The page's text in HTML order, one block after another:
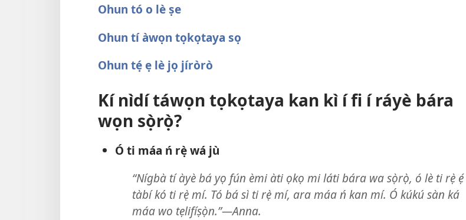
Ohun tó o lè ṣe
Ohun tí àwọn tọkọtaya sọ
Ohun tẹ́ ẹ lè jọ jíròrò
Kí nìdí táwọn tọkọtaya kan kì í fi í ráyè bára
wọn sọ̀rọ̀?
Ó ti máa ń rẹ̀ wá jù
“Nígbà tí àyè bá yọ fún èmi àti ọkọ mi láti bára wa sọ̀rọ̀, ó lè ti rẹ̀ ẹ́
tàbí kó ti rẹ̀ mí. Tó bá sì ti rẹ̀ mí, ara máa ń kan mí. Ó kúkú sàn ká
máa wo tẹlifíṣọ̀n.”—Anna.